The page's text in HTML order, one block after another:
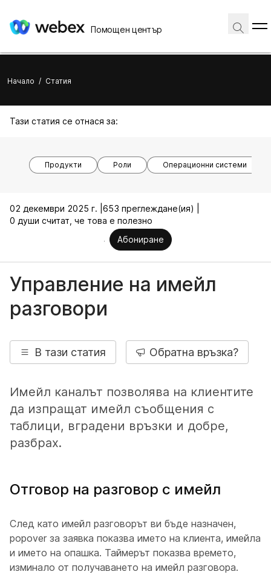
Помощен център
Начало / Статия
Тази статия се отнася за:
Продукти Роли Операционни системи
02 декември 2025 г. | 653 преглеждане(ия) |
0 души считат, че това е полезно
Абониране
Управление на имейл
разговори
В тази статия Обратна връзка?
Имейл каналът позволява на клиентите
да изпращат имейл съобщения с
таблици, вградени връзки и добре,
разбрах.
Отговор на разговор с имейл
След като имейл разговорът ви бъде назначен,
popover за заявка показва името на клиента, имейла
и името на опашка. Таймерът показва времето,
изминало от получаването на имейл разговора.